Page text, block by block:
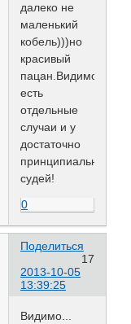
далеко не
маленький
кобель)))но
красивый
пацан.Видимо
есть
отдельные
случаи и у
достаточно
принципиальных
судей!
0
Поделиться
17
2013-10-05
13:39:25
Видимо...